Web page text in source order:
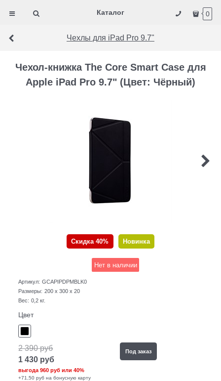
Каталог 0
Чехлы для iPad Pro 9.7"
Чехол-книжка The Core Smart Case для
Apple iPad Pro 9.7" (Цвет: Чёрный)
Скидка 40% Новинка
Нет в наличии
Артикул: GCAPIPDPMBLK0
Размеры: 200 x 300 x 20
Вес: 0,2 кг.
Цвет
2 390 руб
1 430 руб
выгода960 руб или40%
+71,50 руб на бонусную карту
Под заказ